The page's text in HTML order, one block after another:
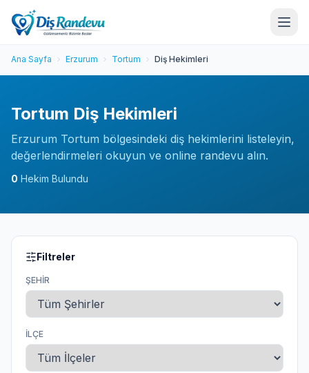
Ana Sayfa Erzurum Tortum Diş Hekimleri
Tortum Diş Hekimleri
Erzurum Tortum bölgesindeki diş hekimlerini listeleyin,
değerlendirmeleri okuyun ve online randevu alın.
0 Hekim Bulundu
Filtreler
ŞEHIR
İLÇE